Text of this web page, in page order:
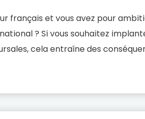
français et vous avez pour
? Si vous souhaitez
cela entraîne des
locales sont à considérer, […]